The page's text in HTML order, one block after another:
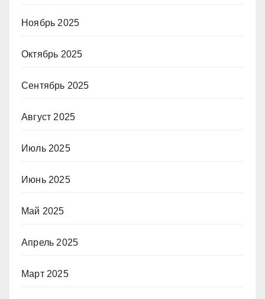
Ноябрь 2025
Октябрь 2025
Сентябрь 2025
Август 2025
Июль 2025
Июнь 2025
Май 2025
Апрель 2025
Март 2025